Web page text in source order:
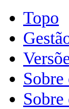
Topo
Sobre
Sobre